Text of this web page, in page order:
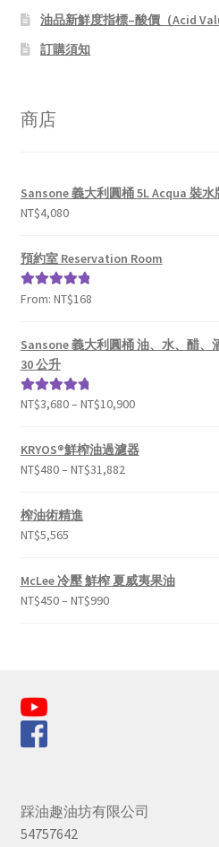
油品新鮮度指標–酸價（Acid
訂購須知
商店
Sansone 義大利圓桶 5L Acqua 裝水
NT$4,080
預約室 Reservation Room
評分5.00滿
From: NT$168
Sansone 義大利圓桶 油、水、醋、
30 公升
評分 4.93 滿
NT$3,680– NT$10,900
KRYOS®鮮榨油過濾器
NT$480– NT$31,882
榨油術精進
NT$5,565
McLee 冷壓 鮮榨 夏威夷果油
NT$450– NT$990
踩油趣油坊有限公司
54757642